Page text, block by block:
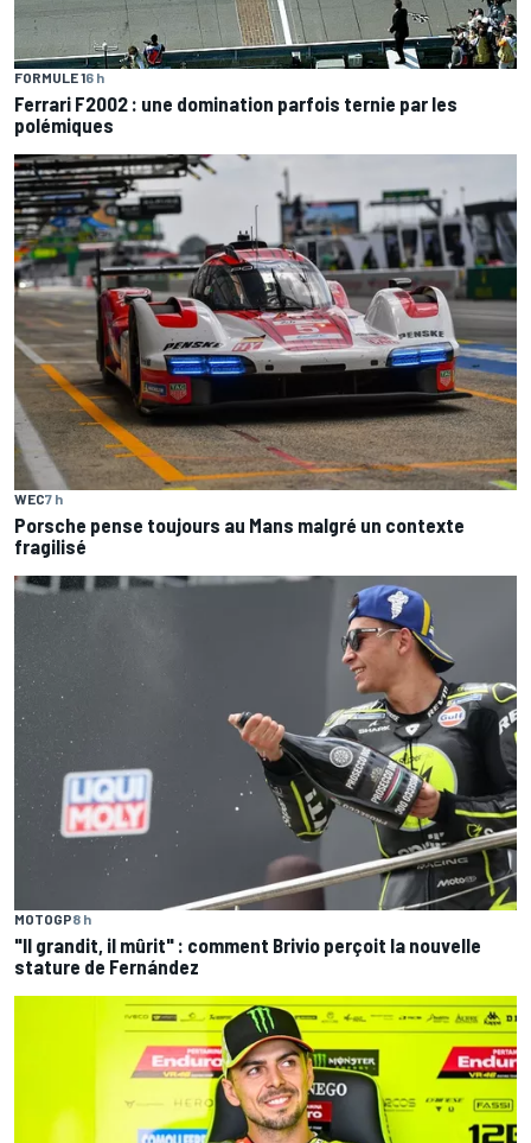
FORMULE 16 h
Ferrari F2002 : une domination parfois ternie par les
polémiques
WEC7 h
Porsche pense toujours au Mans malgré un contexte
fragilisé
MOTOGP8 h
"Il grandit, il mûrit" : comment Brivio perçoit la nouvelle
stature de Fernández